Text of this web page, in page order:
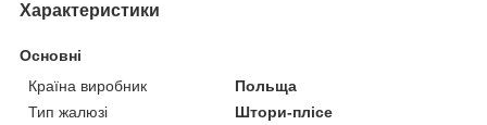
Характеристики
Основні
Країна виробник
Польща
Тип жалюзі
Штори-плісе